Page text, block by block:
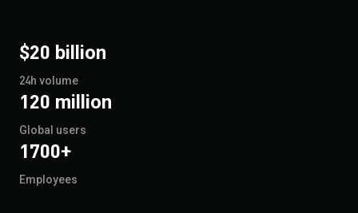
$20 billion
24h volume
120 million
Global users
1700+
Employees